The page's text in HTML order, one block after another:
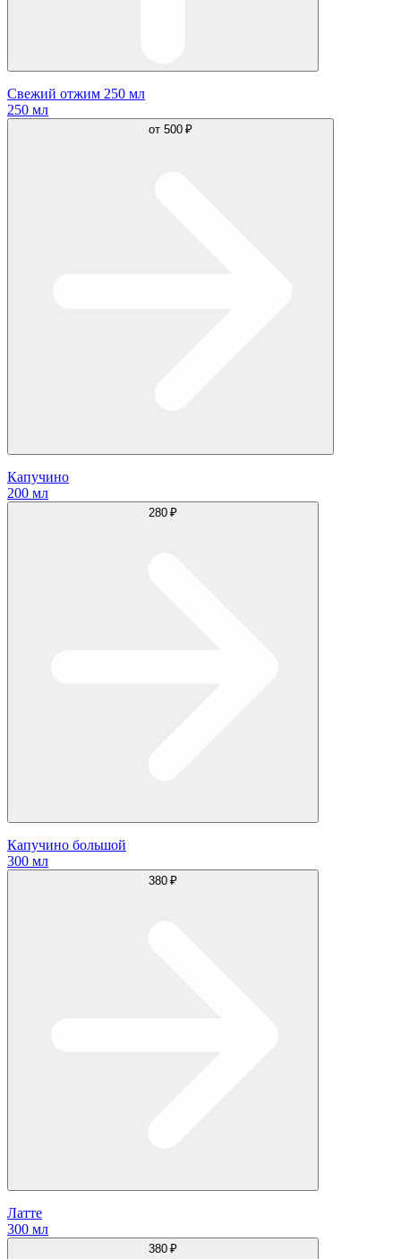
Свежий отжим 250 мл
250 мл
от 500 ₽
Капучино
200 мл
280 ₽
Капучино большой
300 мл
380 ₽
Латте
300 мл
380 ₽